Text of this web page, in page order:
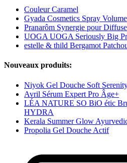
Couleur Caramel
Gyada Cosmetics Spray Volume
Pranarôm Synergie pour
UOGA UOGA Seriously Big
estelle & thild Bergamot
Nouveaux produits:
Niyok Gel Douche Soft
Avril Sérum Expert Pro Âge+
LÉA NATURE SO BiO étic
HYDRA
Kerala Summer Glow
Propolia Gel Douche Actif